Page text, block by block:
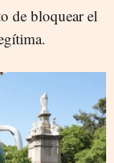
de bloquear el